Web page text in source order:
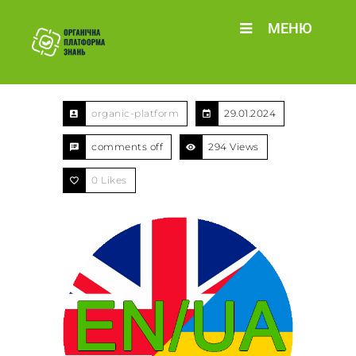
МЕНЮ
organic-platform 29.01.2024
comments off 294 Views
0 Likes